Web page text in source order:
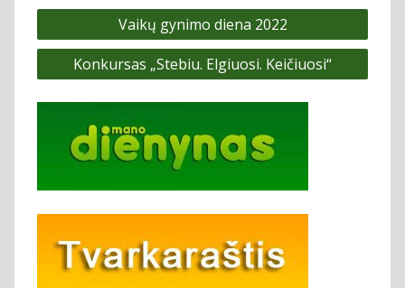
Navigacija
tarp
įrašų
Vaikų gynimo diena 2022
Konkursas „Stebiu. Elgiuosi. Keičiuosi“